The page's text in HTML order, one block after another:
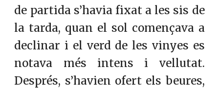
de partida s’havia fixat a les sis de
la tarda, quan el sol començava a
declinar i el verd de les vinyes es
notava més intens i vellutat.
Després, s’havien ofert els beures,